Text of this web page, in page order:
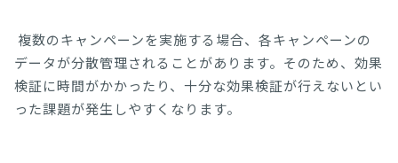
データが分散管理されることがあります。そのため、効果
検証に時間がかかったり、十分な効果検証が行えないとい
った課題が発生しやすくなります。